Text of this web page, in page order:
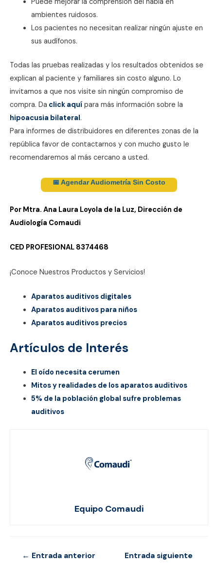
Puede mejorar la comprensión del habla en
ambientes ruidosos.
Los pacientes no necesitan realizar ningún ajuste en
sus audífonos.
Todas las pruebas realizadas y los resultados obtenidos se
explican al paciente y familiares sin costo alguno. Lo
invitamos a que nos visite sin ningún compromiso de
compra. Da click aquí para más información sobre la
hipoacusia bilateral.
Para informes de distribuidores en diferentes zonas de la
república favor de contactarnos y con mucho gusto le
recomendaremos al más cercano a usted.
📅 Agendar Audiometría Sin Costo
Por Mtra. Ana Laura Loyola de la Luz, Dirección de
Audiología Comaudi
CED PROFESIONAL 8374468
¡Conoce Nuestros Productos y Servicios!
Aparatos auditivos digitales
Aparatos auditivos para niños
Aparatos auditivos precios
Artículos de Interés
El oído necesita cerumen
Mitos y realidades de los aparatos auditivos
5% de la población global sufre problemas
auditivos
Equipo Comaudi
Navegación
← Entrada anterior
Entrada siguiente